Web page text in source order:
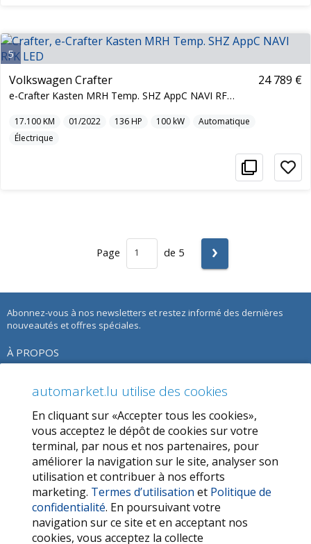
5
Volkswagen Crafter
e-Crafter Kasten MRH Temp. SHZ AppC NAVI RFK LED
24 789 €
17.100KM 01/2022 136HP 100kW
Automatique
Électrique
Page de 5 ›
automarket.lu utilise des cookies
En cliquant sur «Accepter tous les cookies»,
vous acceptez le dépôt de cookies sur votre
terminal, par nous et nos partenaires, pour
améliorer la navigation sur le site, analyser son
utilisation et contribuer à nos efforts
marketing. Termes d’utilisation et Politique de
confidentialité. En poursuivant votre
navigation sur ce site et en acceptant nos
cookies, vous acceptez la collecte
Abonnez-vous à nos newsletters et restez informé des dernières
nouveautés et offres spéciales.
À PROPOS
Termes d’utilisation
Politique de confidentialité
SERVICES
Contactez-nous